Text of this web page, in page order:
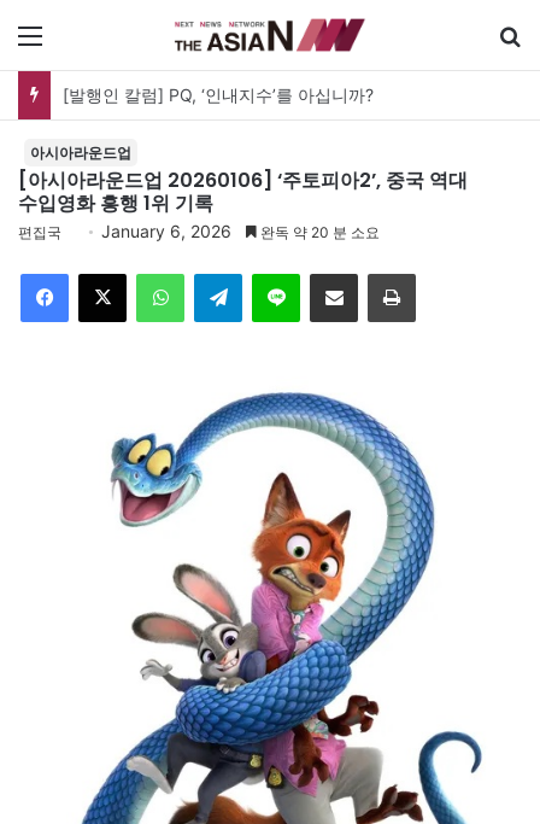
메뉴
[발행인 칼럼] PQ, ‘인내지수’를 아십니까?
아시아라운드업
[아시아라운드업 20260106] ‘주토피아2’, 중국 역대
수입영화 흥행 1위 기록
편집국 January 6, 2026 완독 약 20 분 소요
Facebook
X WhatsAppTelegramLine 이메일 인쇄